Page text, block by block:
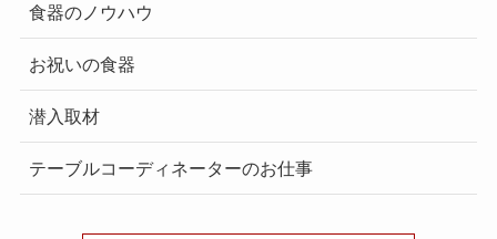
食器のノウハウ
お祝いの食器
潜入取材
テーブルコーディネーターのお仕事